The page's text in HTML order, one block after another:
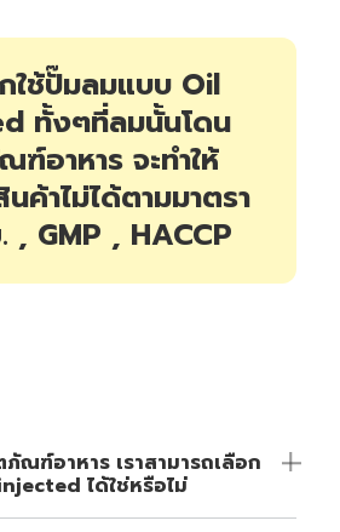
ใช้ปั๊มลมแบบ Oil
ทั้งๆที่ลมนั้นโดน
อาหาร จะทำให้
าไม่ได้ตามมาตรา
, GMP , HACCP
ณฑ์อาหาร เราสามารถเลือก
ได้ใช่หรือไม่